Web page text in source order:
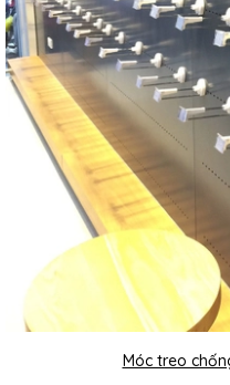
Móc treo